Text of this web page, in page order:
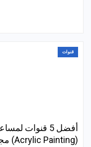
قنوات
أفضل 5 قنوات
(Acrylic Painting) مجانًا!